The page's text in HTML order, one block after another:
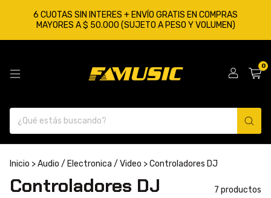
6 CUOTAS SIN INTERES + ENVÍO GRATIS EN COMPRAS
MAYORES A $ 50.000 (SUJETO A PESO Y VOLUMEN)
0
Inicio >Audio / Electronica / Video >Controladores DJ
Controladores DJ 7 productos